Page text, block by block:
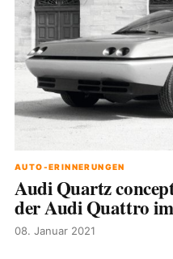
AUTO-ERINNERUNGEN
Audi Quartz
der Audi Quattro
08. Januar 2021